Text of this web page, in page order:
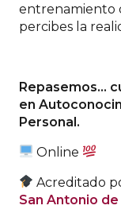
entrenamiento
percibes la
Repasemos…
en
Personal.
Online
Acreditado
San Antonio